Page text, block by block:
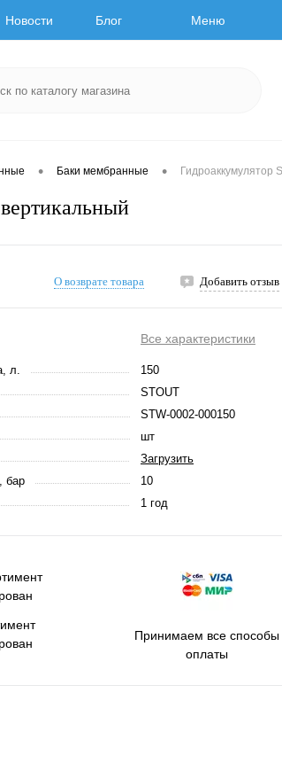
Новости Блог Меню
• Баки мембранные • Гидроаккумулятор
О возврате товара Добавить отзыв
Все характеристики
л.
150
STOUT
STW-0002-000150
шт
Загрузить
бар
10
1 год
Принимаем все способы
оплаты